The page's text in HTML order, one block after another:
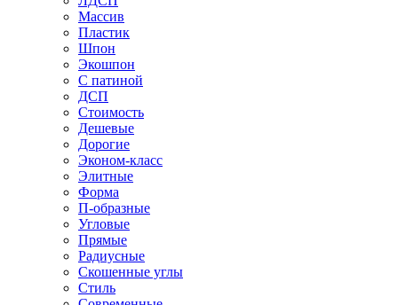
Массив
Пластик
Шпон
Экошпон
С патиной
ДСП
Стоимость
Дешевые
Дорогие
Эконом-класс
Элитные
Форма
П-образные
Угловые
Прямые
Радиусные
Скошенные углы
Стиль